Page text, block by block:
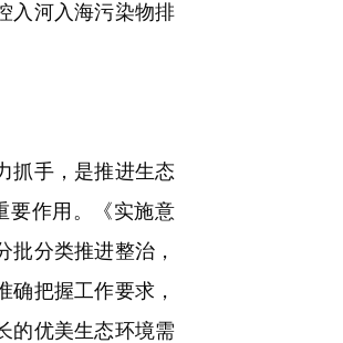
入河入海污染物排
抓手，是推进生态
要作用。《实施意
分类推进整治，
把握工作要求，
的优美生态环境需